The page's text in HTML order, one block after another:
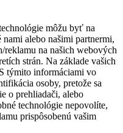
môžu byť na
alebo našimi partnermi,
reklamu na našich webových
strán. Na základe vašich
týmito informáciami vo
osoby, pretože sa
o prehliadači, alebo
technológie nepovolíte,
prispôsobenú vašim